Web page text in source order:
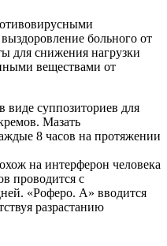
больного от
для снижения нагрузки
веществами от
виде суппозиториев для
Мазать
8 часов на протяжении
на интерферон человека
проводится с
«Роферо. А» вводится
разрастанию